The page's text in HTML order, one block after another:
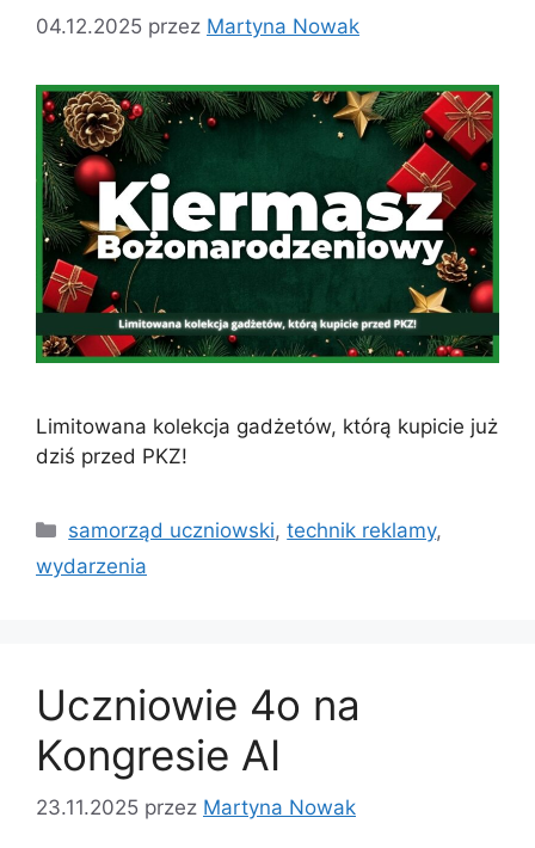
04.12.2025 przez Martyna Nowak
Limitowana kolekcja gadżetów, którą kupicie już
dziś przed PKZ!
samorząd uczniowski,technik reklamy,
wydarzenia
Uczniowie 4o na
Kongresie AI
23.11.2025 przez Martyna Nowak